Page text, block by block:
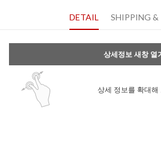
DETAIL SHIPPING &
상세정보 새창 열
상세 정보를 확대해